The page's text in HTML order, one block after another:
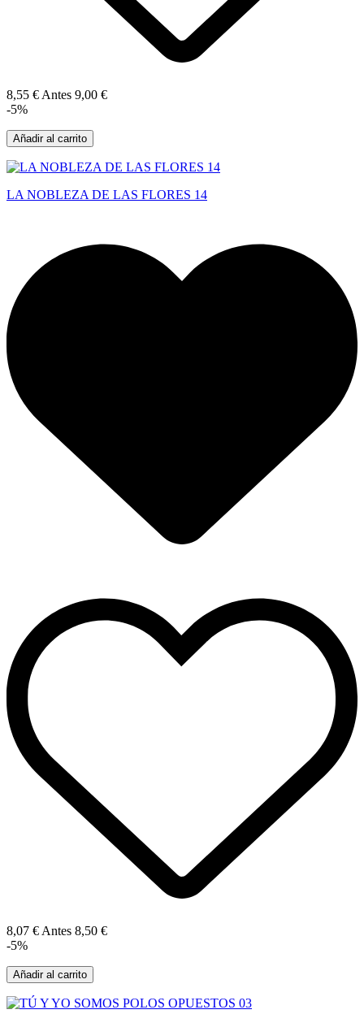
8,55 €Antes 9,00 €
-5%
Añadir al carrito
LA NOBLEZA DE LAS FLORES 14
8,07 €Antes 8,50 €
-5%
Añadir al carrito